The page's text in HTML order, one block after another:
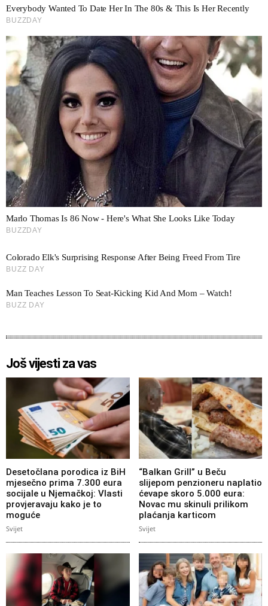
Još vijesti za vas
Desetočlana porodica iz BiH
mjesečno prima 7.300 eura
socijale u Njemačkoj: Vlasti
provjeravaju kako je to
moguće
Svijet
“Balkan Grill” u Beču
slijepom penzioneru naplatio
ćevape skoro 5.000 eura:
Novac mu skinuli prilikom
plaćanja karticom
Svijet